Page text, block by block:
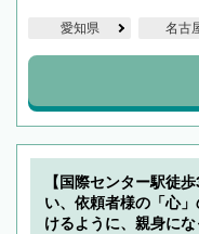
愛知県 名古
【国際センター駅徒
い、依頼者様の「心
けるように、親身に